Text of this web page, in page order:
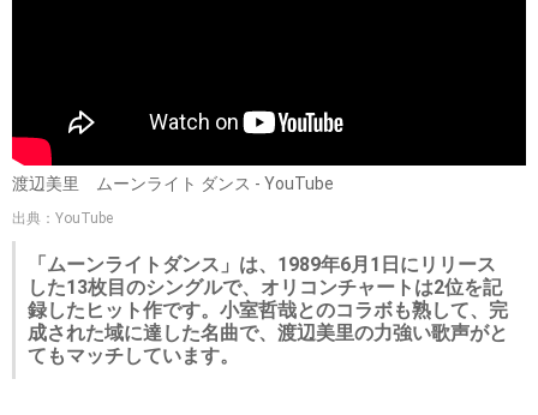
渡辺美里 ムーンライト ダンス - YouTube
出典：YouTube
「ムーンライトダンス」は、1989年6月1日にリリース
した13枚目のシングルで、オリコンチャートは2位を記
録したヒット作です。小室哲哉とのコラボも熟して、完
成された域に達した名曲で、渡辺美里の力強い歌声がと
てもマッチしています。